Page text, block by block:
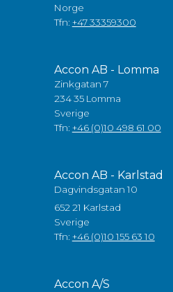
Norge
Tfn: +47 33359300
Accon AB - Lomma
Zinkgatan 7
234 35 Lomma
Sverige
Tfn: +46 (0)10 498 61 00
Accon AB - Karlstad
Dagvindsgatan 10
652 21 Karlstad
Sverige
Tfn: +46 (0)10 155 63 10
Accon A/S